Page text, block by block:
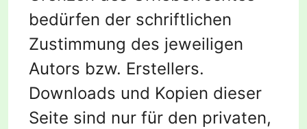
bedürfen der schriftlichen
Zustimmung des jeweiligen
Autors bzw. Erstellers.
Downloads und Kopien dieser
Seite sind nur für den privaten,